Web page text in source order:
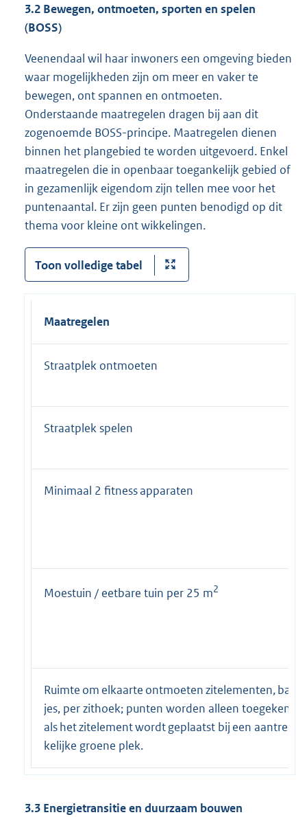
3.2 Bewegen, ontmoeten, sporten en spelen
(BOSS)
Veenendaal wil haar inwoners een omgeving bieden
waar mogelijkheden zijn om meer en vaker te
bewegen, ont spannen en ontmoeten.
Onderstaande maatregelen dragen bij aan dit
zogenoemde BOSS-principe. Maatregelen dienen
binnen het plangebied te worden uitgevoerd. Enkel
maatregelen die in openbaar toegankelijk gebied of
in gezamenlijk eigendom zijn tellen mee voor het
puntenaantal. Er zijn geen punten benodigd op dit
thema voor kleine ont wikkelingen.
Toon volledige tabel
Maatregelen
Straatplek ontmoeten
Straatplek spelen
Minimaal 2 fitness apparaten
Moestuin / eetbare tuin per 25 m2
Ruimte om elkaarte ontmoeten zitelementen,
jes, per zithoek; punten worden alleen toegekend
als het zitelement wordt geplaatst bij een aantrek-
kelijke groene plek.
3.3 Energietransitie en duurzaam bouwen